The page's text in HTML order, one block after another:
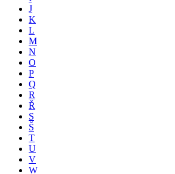
J
K
L
M
N
O
P
Q
R
Ř
S
Š
T
U
V
W